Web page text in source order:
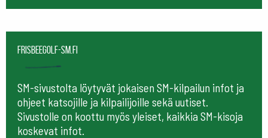
frisbeegolf-sm.fi
SM-sivustolta löytyvät jokaisen SM-kilpailun infot ja
ohjeet katsojille ja kilpailijoille sekä uutiset.
Sivustolle on koottu myös yleiset, kaikkia SM-kisoja
koskevat infot.